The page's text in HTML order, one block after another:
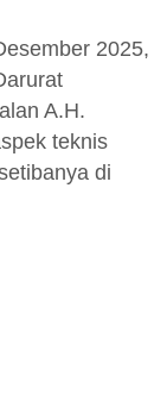
2025,
A.H.
teknis
di